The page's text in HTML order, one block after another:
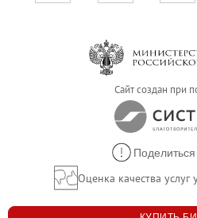
Сайт создан при
Оценка качества